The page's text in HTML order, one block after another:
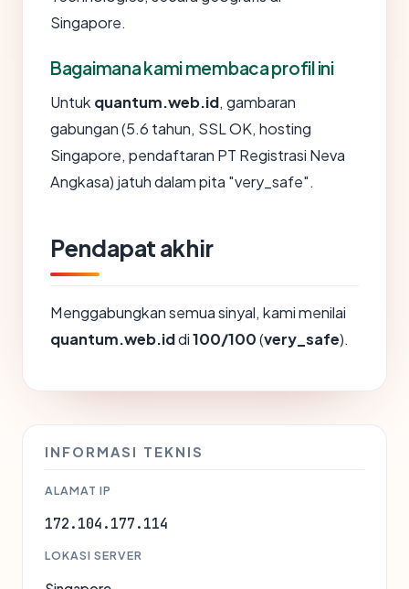
Singapore.
Bagaimana kami membaca profil ini
Untuk quantum.web.id, gambaran
gabungan (5.6 tahun, SSL OK, hosting
Singapore, pendaftaran PT Registrasi Neva
Angkasa) jatuh dalam pita "very_safe".
Pendapat akhir
Menggabungkan semua sinyal, kami menilai
quantum.web.iddi100/100(very_safe).
INFORMASI TEKNIS
ALAMAT IP
172.104.177.114
LOKASI SERVER